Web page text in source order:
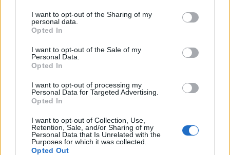
not limited to your visit or usage behaviour. You may click to
grant or deny consent to Google and its third-party tags to
use your data for below specified purposes in below Google
consent section.
I want to opt-out of the Sharing of my
personal data.
Opted In
I want to opt-out of the Sale of my
Personal Data.
Opted In
I want to opt-out of processing my
Personal Data for Targeted Advertising.
Opted In
I want to opt-out of Collection, Use,
Retention, Sale, and/or Sharing of my
Personal Data that Is Unrelated with the
Purposes for which it was collected.
Opted Out
Η εταιρεία με την επωνυμία “POLITICAL MEDIA GROUP A.E.” και κατ’
επέκταση η ιστοσελίδα που κατέχει αυτή “www.paraskhnio.gr”
συμμορφώνονται με τη Σύσταση (ΕΕ) 2018/334 της Επιτροπής της 1ης
Μαρτίου 2018 σχετικά με τα μέτρα για την αποτελεσματική
αντιμετώπιση του παράνομου περιεχομένου στο διαδίκτυο (L 63).
Μοναδικός αριθμός Μ.Η.Τ. 262047